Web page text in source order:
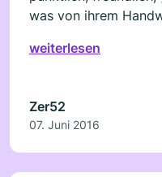
was von ihrem
weiterlesen
Zer52
07. Juni 2016